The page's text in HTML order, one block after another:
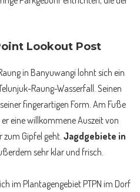
Lookout Post
in Banyuwangi lohnt sich ein
Raung-Wasserfall. Seinen
fingerartigen Form. Am Fuße
eine willkommene Auszeit von
Gipfel geht. Jagdgebiete in
sehr klar und frisch.
im Plantagengebiet PTPN im Dorf